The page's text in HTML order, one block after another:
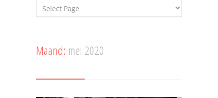
Maand: mei 2020